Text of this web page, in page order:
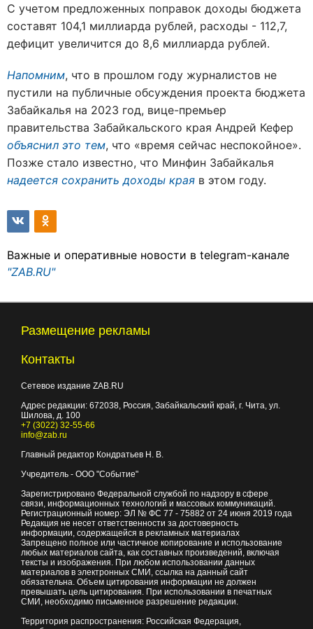
С учетом предложенных поправок доходы бюджета
составят 104,1 миллиарда рублей, расходы - 112,7,
дефицит увеличится до 8,6 миллиарда рублей.
Напомним, что в прошлом году журналистов не
пустили на публичные обсуждения проекта бюджета
Забайкалья на 2023 год, вице-премьер
правительства Забайкальского края Андрей Кефер
объяснил это тем, что «время сейчас неспокойное».
Позже стало известно, что Минфин Забайкалья
надеется сохранить доходы края в этом году.
Важные и оперативные новости в telegram-канале
"ZAB.RU"
Размещение рекламы
Контакты
Сетевое издание ZAB.RU
Адрес редакции: 672038 , Россия, Забайкальский край, г. Чита ул.
Шилова, д. 100
+7 (3022) 32-55-66
info@zab.ru
Главный редактор Кондратьев Н. В.
Учредитель - ООО "Событие"
Зарегистрировано Федеральной службой по надзору в сфере
связи, информационных технологий и массовых коммуникаций.
Регистрационный номер: ЭЛ № ФС 77 - 75882 от 24 июня 2019 года
Редакция не несет ответственности за достоверность
информации, содержащейся в рекламных материалах
Запрещено полное или частичное копирование и использование
любых материалов сайта, как составных произведений, включая
тексты и изображения. При любом использовании данных
материалов в электронных СМИ, ссылка на данный сайт
обязательна. Объем цитирования информации не должен
превышать цель цитирования. При использовании в печатных
СМИ, необходимо письменное разрешение редакции.
Территория распространения: Российская Федерация,